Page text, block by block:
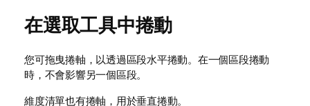
在選取工具中捲動
您可拖曳捲軸，以透過區段水平捲動。在一個區段捲動
時，不會影響另一個區段。
維度清單也有捲軸，用於垂直捲動。